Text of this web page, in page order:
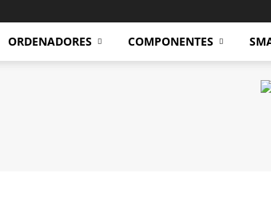
ORDENADORES COMPONENTES